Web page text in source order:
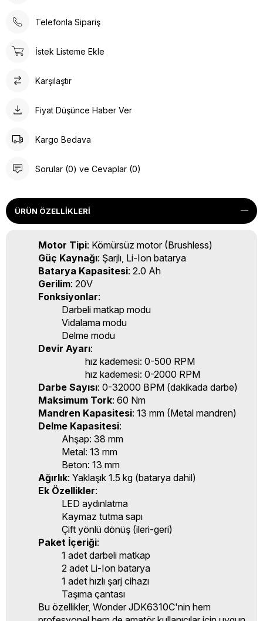
Telefonla Sipariş
İstek Listeme Ekle
Karşılaştır
Fiyat Düşünce Haber Ver
Kargo Bedava
Sorular (0) ve Cevaplar (0)
ÜRÜN ÖZELLIKLERI
Motor Tipi: Kömürsüz motor (Brushless)
Güç Kaynağı: Şarjlı, Li-Ion batarya
Batarya Kapasitesi: 2.0 Ah
Gerilim: 20V
Fonksiyonlar:
Darbeli matkap modu
Vidalama modu
Delme modu
Devir Ayarı:
hız kademesi: 0-500 RPM
hız kademesi: 0-2000 RPM
Darbe Sayısı: 0-32000 BPM (dakikada darbe)
Maksimum Tork: 60 Nm
Mandren Kapasitesi: 13 mm (Metal mandren)
Delme Kapasitesi:
Ahşap: 38 mm
Metal: 13 mm
Beton: 13 mm
Ağırlık: Yaklaşık 1.5 kg (batarya dahil)
Ek Özellikler:
LED aydınlatma
Kaymaz tutma sapı
Çift yönlü dönüş (ileri-geri)
Paket İçeriği:
1 adet darbeli matkap
2 adet Li-Ion batarya
1 adet hızlı şarj cihazı
Taşıma çantası
Bu özellikler, Wonder JDK6310C'nin hem